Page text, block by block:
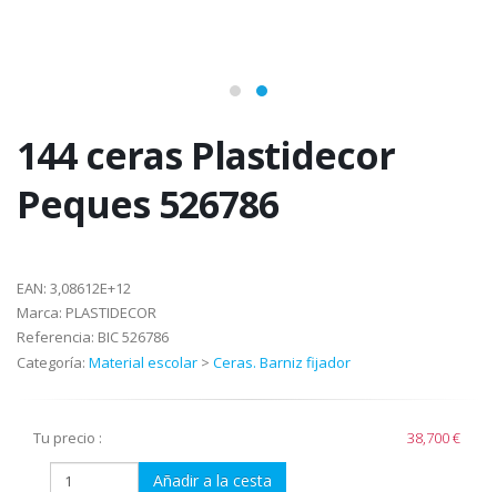
144 ceras Plastidecor
Peques 526786
EAN: 3,08612E+12
Marca: PLASTIDECOR
Referencia: BIC 526786
Categoría: Material escolar > Ceras. Barniz fijador
Tu precio : 38,700 €
Añadir a la cesta